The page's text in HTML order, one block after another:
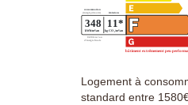
Logement à
standard entre